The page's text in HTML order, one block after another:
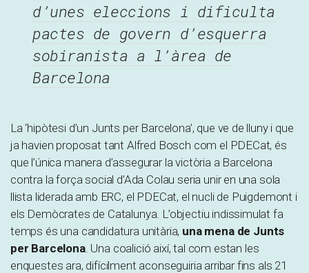
d’unes eleccions i dificulta
pactes de govern d’esquerra
sobiranista a l’àrea de
Barcelona
La ‘hipòtesi d’un Junts per Barcelona’, que ve de lluny i que
ja havien proposat tant Alfred Bosch com el PDECat, és
que l’única manera d’assegurar la victòria a Barcelona
contra la força social d’Ada Colau seria unir en una sola
llista liderada amb ERC, el PDECat, el nucli de Puigdemont i
els Demòcrates de Catalunya. L’objectiu indissimulat fa
temps és una candidatura unitària, una mena de Junts
per Barcelona. Una coalició així, tal com estan les
enquestes ara, difícilment aconseguiria arribar fins als 21